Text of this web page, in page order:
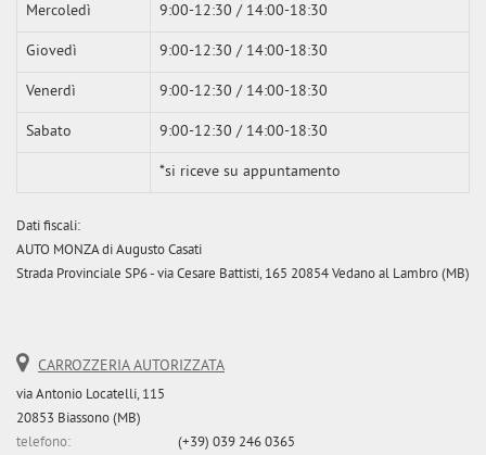
Mercoledì 9:00-12:30 / 14:00-18:30
Giovedì 9:00-12:30 / 14:00-18:30
Venerdì 9:00-12:30 / 14:00-18:30
Sabato 9:00-12:30 / 14:00-18:30
*si riceve su appuntamento
Dati fiscali:
AUTO MONZA di Augusto Casati
Strada Provinciale SP6 - via Cesare Battisti, 165 20854 Vedano al Lambro (MB)
CARROZZERIA AUTORIZZATA
via Antonio Locatelli, 115
20853 Biassono (MB)
telefono:
(+39) 039 246 0365